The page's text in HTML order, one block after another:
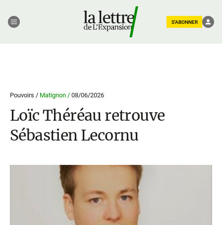
S'ABONNER
Pouvoirs / Matignon / 08/06/2026
Loïc Théréau retrouve
Sébastien Lecornu